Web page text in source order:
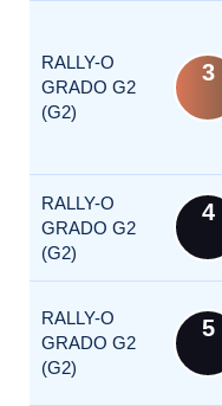
RALLY-O
GRADO G2
(G2)
3
RALLY-O
GRADO G2
(G2)
4
RALLY-O
GRADO G2
(G2)
5